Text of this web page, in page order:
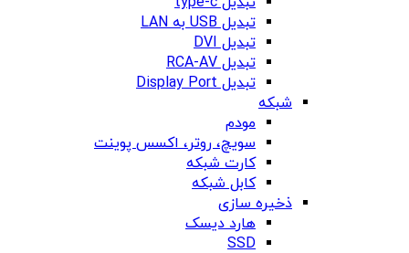
تبدیل USB به LAN
تبدیل DVI
تبدیل RCA-AV
تبدیل Display Port
شبکه
مودم
سویچ، روتر، اکسس پوینت
کارت شبکه
کابل شبکه
ذخیره سازی
هارد دیسک
SSD